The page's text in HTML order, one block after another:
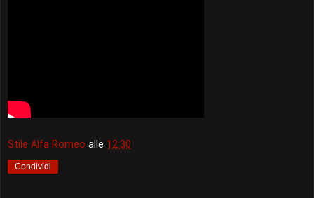
Stile Alfa Romeo alle 12:30
Condividi